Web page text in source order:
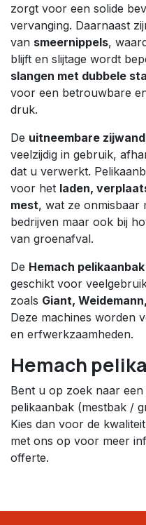
zorgt voor een solide
vervanging. Daarnaast
van smeernippels,
blijft en slijtage wordt
slangen met dubbele
voor een betrouwbare
druk.
De uitneembare
veelzijdig in gebruik,
dat u verwerkt.
voor het laden,
mest, wat ze onmisbaar
bedrijven maar ook bij
van groenafval.
De Hemach
geschikt voor
zoals Giant,
Deze machines worden
en erfwerkzaamheden.
Hemach
Bent u op zoek naar
pelikaanbak (mestbak /
Kies dan voor de
met ons op voor meer
offerte.